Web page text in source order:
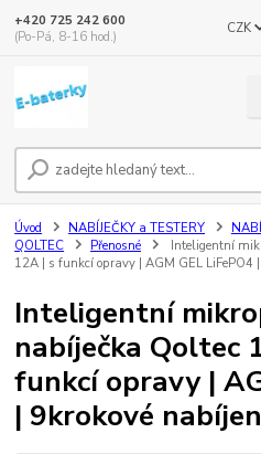
CZK
+420 725 242 600
(Po-Pá, 8-16 hod.)
Úvod NABÍJEČKY a TESTERY
QOLTEC
Přenosné
Inteligentní
12A | s funkcí opravy | AGM GEL LiFePO4
Inteligentní
nabíječka Qoltec
funkcí opravy |
| 9krokové